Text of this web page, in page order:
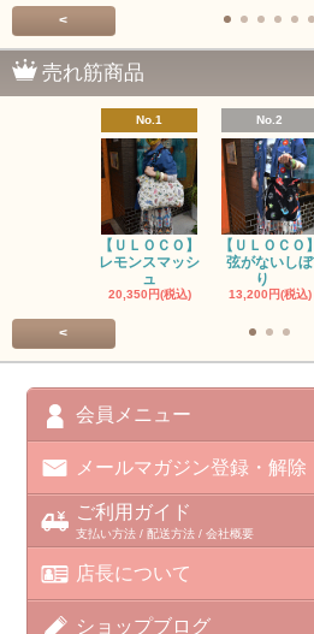
<
売れ筋商品
No.1
【ＵＬＯＣＯ】
レモンスマッシ
ュ
20,350円(税込)
No.2
【ＵＬＯＣＯ】
弦がないしぼ
り
13,200円(税込)
<
会員メニュー
メールマガジン登録・解除
ご利用ガイド
支払い方法 / 配送方法 / 会社概要
店長について
ショップブログ